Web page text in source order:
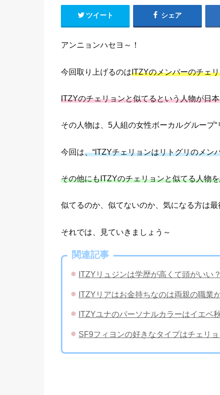
ツイート シェア
アンニョンハセヨ～！
今回取り上げるのはITZYのメンバーのチェ
ITZYのチェリョンと似てるという人物が日
その人物は、5人組の女性ボーカルグループ“
今回は、“ITZYチェリョンはリトグリのメン
その他にもITZYのチェリョンと似てる人物
似てるのか、似てないのか、気になる方は最
それでは、見ていきましょう～
関連記事
ITZYリュジンは学歴が高くて頭がいい
ITZYリアはお金持ちなのは両親の職業
ITZYユナのパーソナルカラーはイエベ
SF9フィヨンの好きなタイプはチェリ